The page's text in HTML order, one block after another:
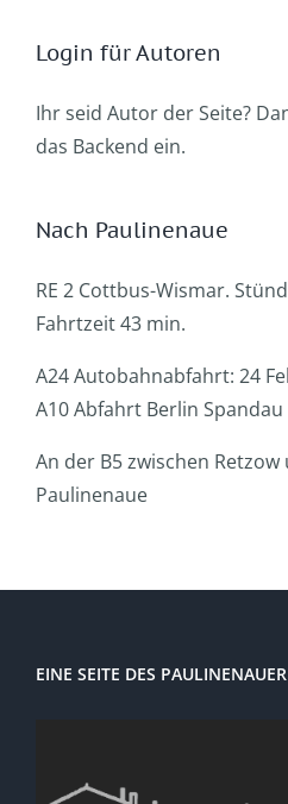
Login für Autoren
Ihr seid Autor der Seite?
das Backend ein.
Nach Paulinenaue
RE 2 Cottbus-Wismar.
Fahrtzeit 43 min.
A24 Autobahnabfahrt: 24
A10 Abfahrt Berlin
An der B5 zwischen
Paulinenaue
EINE SEITE DES